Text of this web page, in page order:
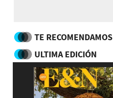
TE RECOMENDAMOS
ULTIMA EDICIÓN